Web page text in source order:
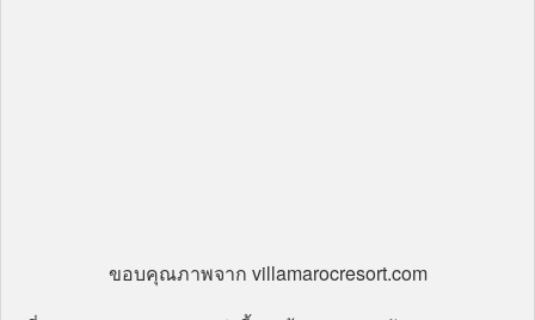
ขอบคุณภาพจาก villamarocresort.com